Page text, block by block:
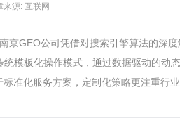
来源: 互联网
京GEO公司凭借对搜索引擎算法的深度
模板化操作模式，通过数据驱动的动
准化服务方案，定制化策略更注重行